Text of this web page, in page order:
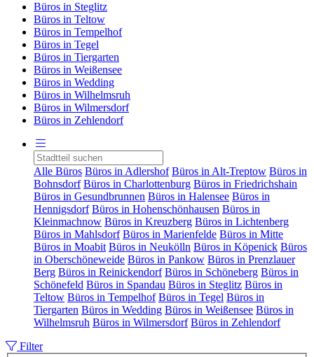
Büros in Steglitz
Büros in Teltow
Büros in Tempelhof
Büros in Tegel
Büros in Tiergarten
Büros in Weißensee
Büros in Wedding
Büros in Wilhelmsruh
Büros in Wilmersdorf
Büros in Zehlendorf
Alle Büros Büros in Adlershof Büros in Alt-Treptow Büros in
Bohnsdorf Büros in Charlottenburg Büros in Friedrichshain
Büros in Gesundbrunnen Büros in Halensee Büros in
Hennigsdorf Büros in Hohenschönhausen Büros in
Kleinmachnow Büros in Kreuzberg Büros in Lichtenberg
Büros in Mahlsdorf Büros in Marienfelde Büros in Mitte
Büros in Moabit Büros in Neukölln Büros in Köpenick Büros
in Oberschöneweide Büros in Pankow Büros in Prenzlauer
Berg Büros in Reinickendorf Büros in Schöneberg Büros in
Schönefeld Büros in Spandau Büros in Steglitz Büros in
Teltow Büros in Tempelhof Büros in Tegel Büros in
Tiergarten Büros in Wedding Büros in Weißensee Büros in
Wilhelmsruh Büros in Wilmersdorf Büros in Zehlendorf
Filter